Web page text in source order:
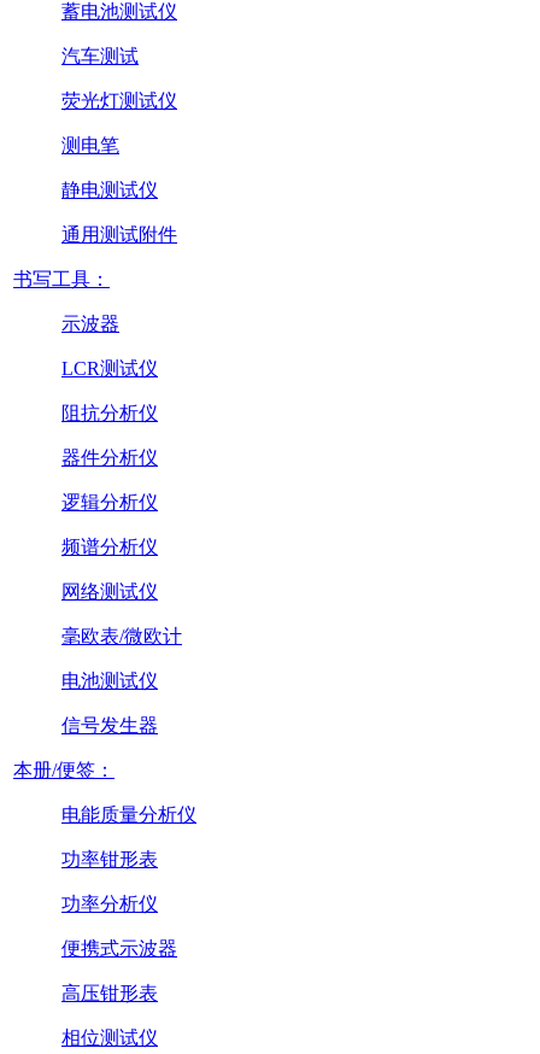
蓄电池测试仪
汽车测试
荧光灯测试仪
测电笔
静电测试仪
通用测试附件
书写工具：
示波器
LCR测试仪
阻抗分析仪
器件分析仪
逻辑分析仪
频谱分析仪
网络测试仪
毫欧表/微欧计
电池测试仪
信号发生器
本册/便签：
电能质量分析仪
功率钳形表
功率分析仪
便携式示波器
高压钳形表
相位测试仪